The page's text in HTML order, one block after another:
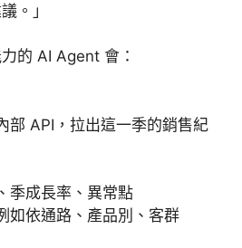
。」
的 AI Agent 會：
部 API，拉出這一季的銷售紀
季成長率、異常點
如依通路、產品別、客群